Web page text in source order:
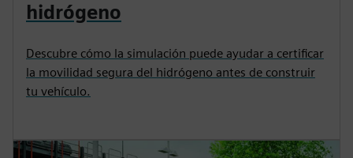
hidrógeno
Descubre cómo la simulación puede ayudar a certificar
la movilidad segura del hidrógeno antes de construir
tu vehículo.